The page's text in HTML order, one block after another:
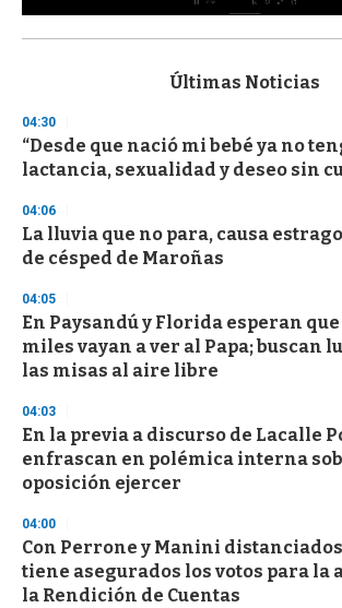
s
d
s
o
f
3
s
e
c
n
d
Últimas Noticias
04:30
“Desde que nació mi bebé ya no
lactancia, sexualidad y deseo sin
04:06
La lluvia que no para, causa
de césped de Maroñas
04:05
En Paysandú y Florida esperan
miles vayan a ver al Papa; buscan
las misas al aire libre
04:03
En la previa a discurso de Lacalle
enfrascan en polémica interna
oposición ejercer
04:00
Con Perrone y Manini
tiene asegurados los votos para la
la Rendición de Cuentas